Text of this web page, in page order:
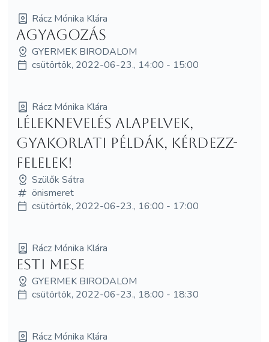
Rácz Mónika Klára
Agyagozás
GYERMEK BIRODALOM
csütörtök, 2022-06-23., 14:00 - 15:00
Rácz Mónika Klára
Léleknevelés alapelvek,
gyakorlati példák, kérdezz-
felelek!
Szülők Sátra
önismeret
csütörtök, 2022-06-23., 16:00 - 17:00
Rácz Mónika Klára
Esti mese
GYERMEK BIRODALOM
csütörtök, 2022-06-23., 18:00 - 18:30
Rácz Mónika Klára